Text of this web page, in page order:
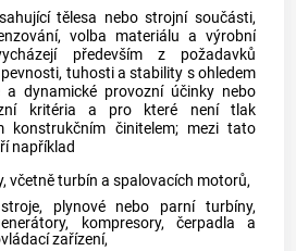
tělesa nebo strojní součásti,
volba materiálu a výrobní
především z požadavků
tuhosti a stability s ohledem
a dynamické provozní účinky nebo
kritéria a pro které není tlak
konstrukčním činitelem; mezi tato
například
včetně turbín a spalovacích motorů,
plynové nebo parní turbíny,
kompresory, čerpadla a
zařízení,